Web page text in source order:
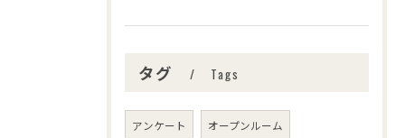
タグ Tags
アンケート オープンルーム